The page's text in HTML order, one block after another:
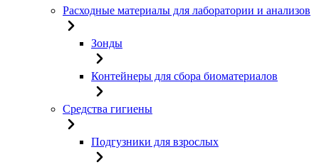
Расходные материалы для лаборатории и анализов
Зонды
Контейнеры для сбора биоматериалов
Средства гигиены
Подгузники для взрослых